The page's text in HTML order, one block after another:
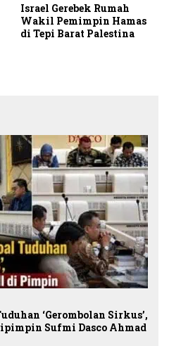
Israel Gerebek Rumah
Wakil Pemimpin Hamas
di Tepi Barat Palestina
‘Gerombolan Sirkus’,
Sufmi Dasco Ahmad